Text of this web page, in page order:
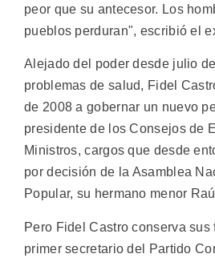
peor que su antecesor. Los
pueblos perduran", escribió el
Alejado del poder desde julio
problemas de salud, Fidel
de 2008 a gobernar un nuevo
presidente de los Consejos de
Ministros, cargos que desde
por decisión de la Asamblea
Popular, su hermano menor
Pero Fidel Castro conserva sus
primer secretario del Partido